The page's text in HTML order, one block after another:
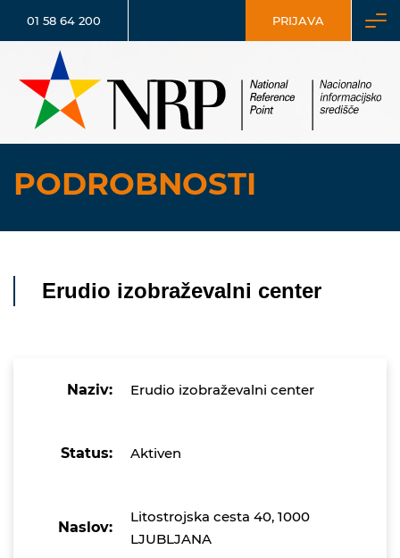
01 58 64 200 PRIJAVA
PODROBNOSTI
Erudio izobraževalni center
Naziv: Erudio izobraževalni center
Status: Aktiven
Naslov:
Litostrojska cesta 40, 1000
LJUBLJANA